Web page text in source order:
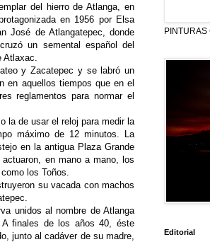
del hierro de Atlanga, en
en 1956 por Elsa
José de Atlangatepec, donde
un semental español del
y Zacatepec y se labró un
en aquellos tiempos que en el
reglamentos para normar el
la de usar el reloj para medir la
máximo de 12 minutos. La
en la antigua Plaza Grande
en mano a mano, los
los Toños.
su vacada con machos
unidos al nombre de Atlanga
finales de los años 40, éste
junto al cadáver de su madre,
PINTURAS
Editorial